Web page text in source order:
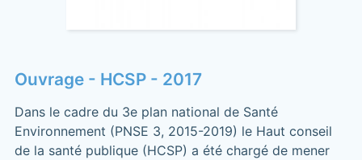
Ouvrage - HCSP - 2017
Dans le cadre du 3e plan national de Santé
Environnement (PNSE 3, 2015-2019) le Haut conseil
de la santé publique (HCSP) a été chargé de mener